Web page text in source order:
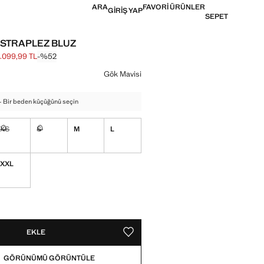
ARAGIRIŞ YAPFAVORI ÜRÜNLER
SEPET
BLUZ
[2.299,99 TL ]
TL ]
TL-%52
Gök Mavisi
Bir beden küçüğünü seçin
XS S M L
XXL
EKLE FAVORI OLARAK KAYDET
GÖRÜNÜMÜ GÖRÜNTÜLE